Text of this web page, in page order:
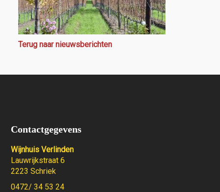
Terug naar nieuwsberichten
Contactgegevens
Wijnhuis Verlinden
Lauwrijkstraat 6
2223 Schriek
0472/ 34 53 24